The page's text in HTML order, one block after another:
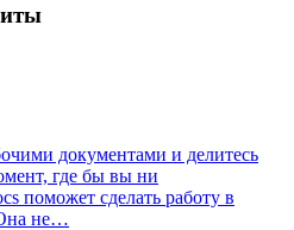
документами и делитесь
где бы вы ни
поможет сделать работу в
не…